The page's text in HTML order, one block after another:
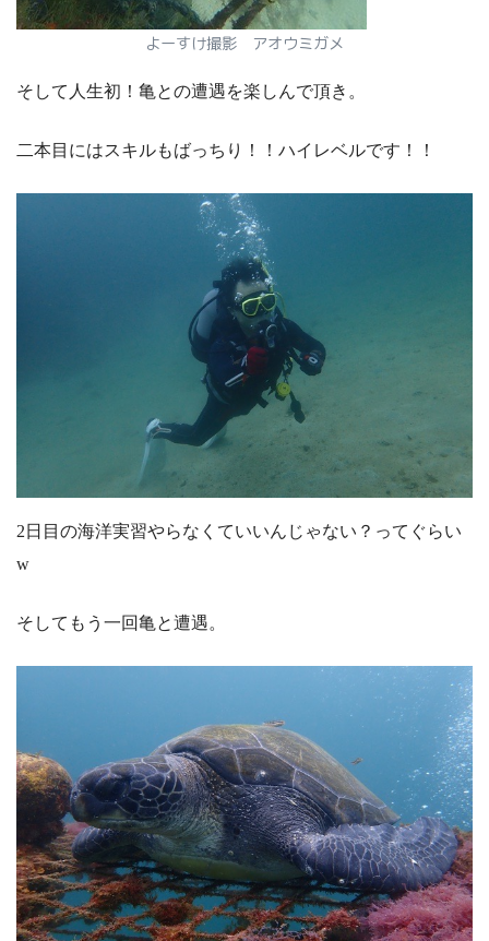
よーすけ撮影 アオウミガメ
そして人生初！亀との遭遇を楽しんで頂き。
二本目にはスキルもばっちり！！ハイレベルです！！
2日目の海洋実習やらなくていいんじゃない？ってぐらい
w
そしてもう一回亀と遭遇。